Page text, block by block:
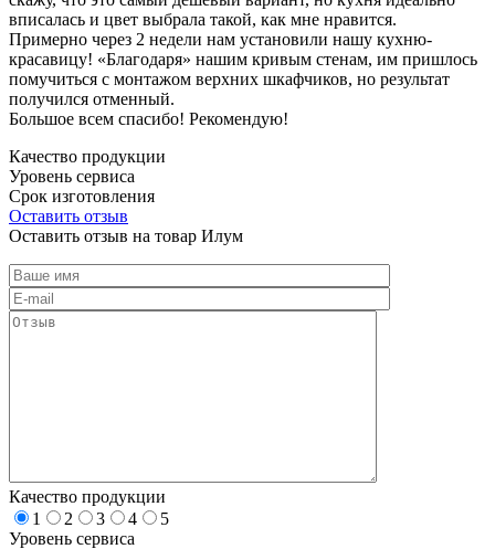
вписалась и цвет выбрала такой, как мне нравится.
Примерно через 2 недели нам установили нашу кухню-
красавицу! «Благодаря» нашим кривым стенам, им пришлось
помучиться с монтажом верхних шкафчиков, но результат
получился отменный.
Большое всем спасибо! Рекомендую!
Качество продукции
Уровень сервиса
Срок изготовления
Оставить отзыв
Оставить отзыв на товар Илум
Качество продукции
1
2 3 4
5
Уровень сервиса